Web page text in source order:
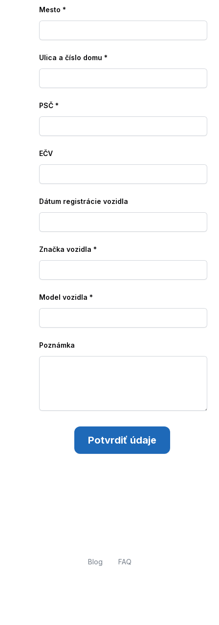
Mesto *
Ulica a číslo domu *
PSČ *
EČV
Dátum registrácie vozidla
Značka vozidla *
Model vozidla *
Poznámka
Potvrdiť údaje
Blog FAQ